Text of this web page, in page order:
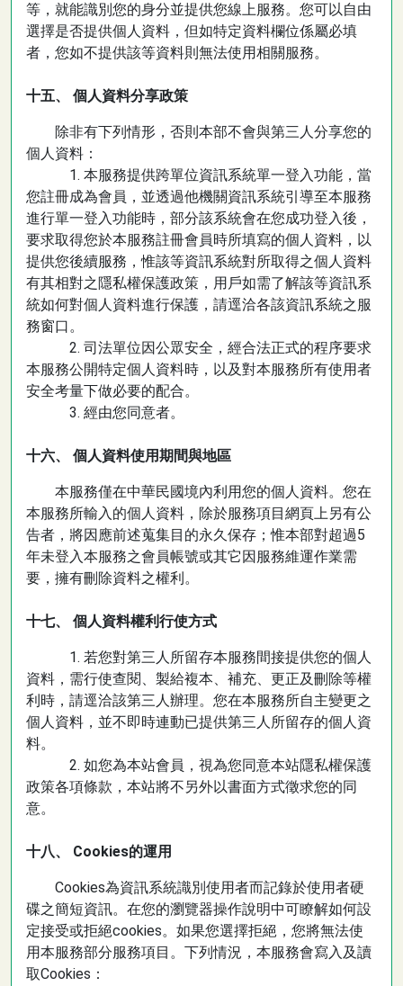
等，就能識別您的身分並提供您線上服務。您可以自由
選擇是否提供個人資料，但如特定資料欄位係屬必填
者，您如不提供該等資料則無法使用相關服務。
十五、 個人資料分享政策
除非有下列情形，否則本部不會與第三人分享您的
個人資料：
1. 本服務提供跨單位資訊系統單一登入功能，當
您註冊成為會員，並透過他機關資訊系統引導至本服務
進行單一登入功能時，部分該系統會在您成功登入後，
要求取得您於本服務註冊會員時所填寫的個人資料，以
提供您後續服務，惟該等資訊系統對所取得之個人資料
有其相對之隱私權保護政策，用戶如需了解該等資訊系
統如何對個人資料進行保護，請逕洽各該資訊系統之服
務窗口。
2. 司法單位因公眾安全，經合法正式的程序要求
本服務公開特定個人資料時，以及對本服務所有使用者
安全考量下做必要的配合。
3. 經由您同意者。
十六、 個人資料使用期間與地區
本服務僅在中華民國境內利用您的個人資料。您在
本服務所輸入的個人資料，除於服務項目網頁上另有公
告者，將因應前述蒐集目的永久保存；惟本部對超過5
年未登入本服務之會員帳號或其它因服務維運作業需
要，擁有刪除資料之權利。
十七、 個人資料權利行使方式
1. 若您對第三人所留存本服務間接提供您的個人
資料，需行使查閱、製給複本、補充、更正及刪除等權
利時，請逕洽該第三人辦理。您在本服務所自主變更之
個人資料，並不即時連動已提供第三人所留存的個人資
料。
2. 如您為本站會員，視為您同意本站隱私權保護
政策各項條款，本站將不另外以書面方式徵求您的同
意。
十八、 Cookies的運用
Cookies為資訊系統識別使用者而記錄於使用者硬
碟之簡短資訊。在您的瀏覽器操作說明中可瞭解如何設
定接受或拒絕cookies。如果您選擇拒絕，您將無法使
用本服務部分服務項目。下列情況，本服務會寫入及讀
取Cookies：